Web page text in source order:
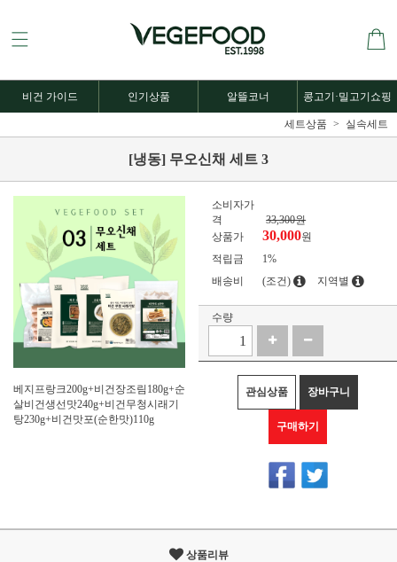
비건 가이드 인기상품 알뜰코너 콩고기·밀고기쇼핑
세트상품 실속세트
[냉동] 무오신채 세트 3
베지프랑크200g+비건장조림180g+순
살비건생선맛240g+비건무청시래기
탕230g+비건맛포(순한맛)110g
소비자가
격
33,300원
상품가
30,000원
적립금
1%
배송비
(조건) 지역별
수량
관심상품 장바구니
구매하기
상품리뷰